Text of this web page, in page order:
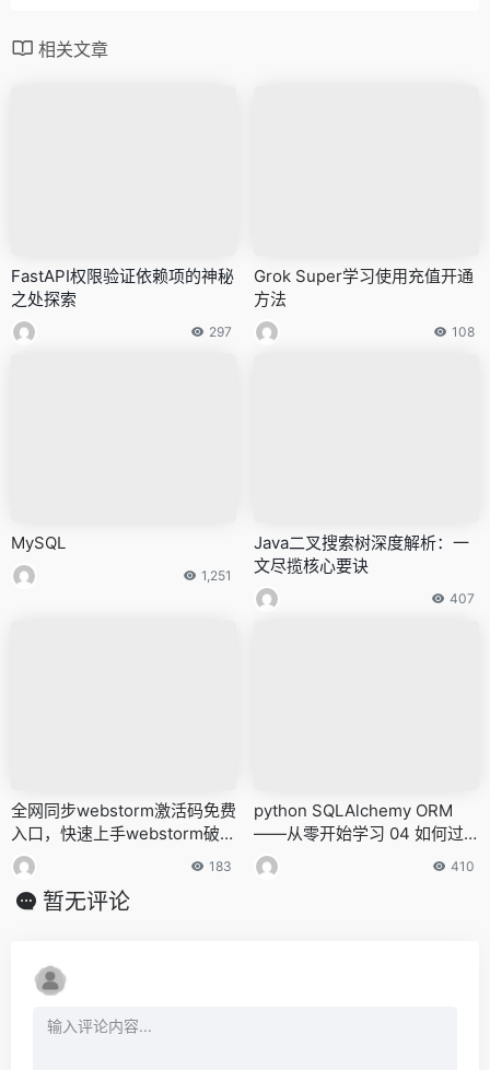
相关文章
FastAPI权限验证依赖项的神秘
之处探索
297
Grok Super学习使用充值开通
方法
108
MySQL
1,251
Java二叉搜索树深度解析：一
文尽揽核心要诀
407
全网同步webstorm激活码免费
入口，快速上手webstorm破解
教程
183
python SQLAlchemy ORM
——从零开始学习 04 如何过
滤（筛选）数据库中的数据
410
暂无评论